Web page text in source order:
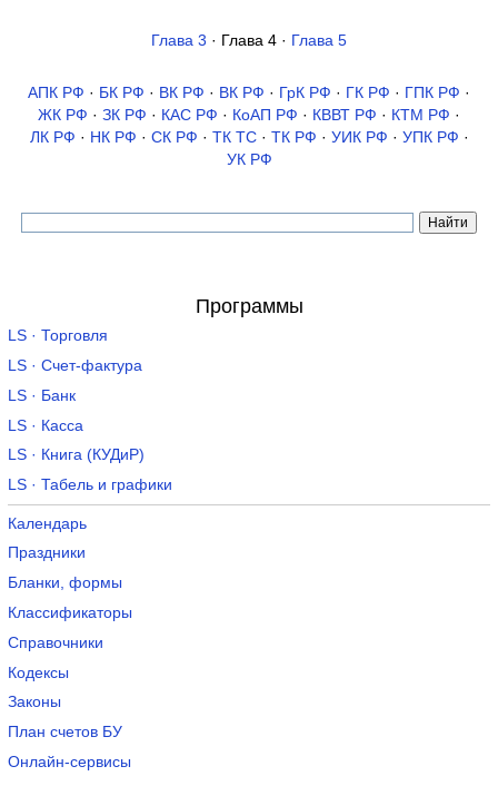
Глава 3 · Глава 4 · Глава 5
АПК РФ · БК РФ · ВК РФ · ВК РФ · ГрК РФ · ГК РФ · ГПК РФ ·
ЖК РФ · ЗК РФ · КАС РФ · КоАП РФ · КВВТ РФ · КТМ РФ ·
ЛК РФ · НК РФ · СК РФ · ТК TC· ТК РФ · УИК РФ · УПК РФ ·
УК РФ
Программы
LS · Торговля
LS · Счет-фактура
LS · Банк
LS · Касса
LS · Книга (КУДиР)
LS · Табель и графики
Календарь
Праздники
Бланки, формы
Классификаторы
Справочники
Кодексы
Законы
План счетов БУ
Онлайн-сервисы